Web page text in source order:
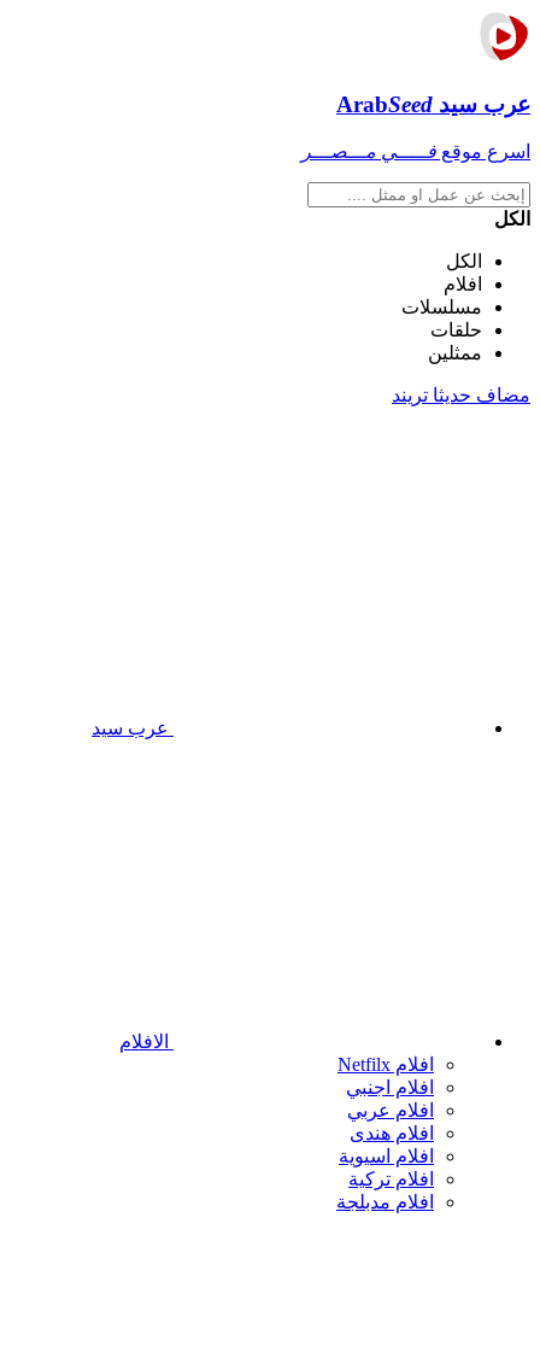
عرب سيد ArabSeed
اسرع موقع فـــــي مـــصـــر
الكل
الكل
افلام
مسلسلات
حلقات
ممثلين
مضاف حديثا تريند
عرب سيد
الافلام
افلام Netfilx
افلام اجنبي
افلام عربي
افلام هندى
افلام اسيوية
افلام تركية
افلام مدبلجة